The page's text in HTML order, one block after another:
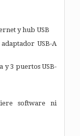
y hub USB
USB-A
y 3 puertos USB-
software ni